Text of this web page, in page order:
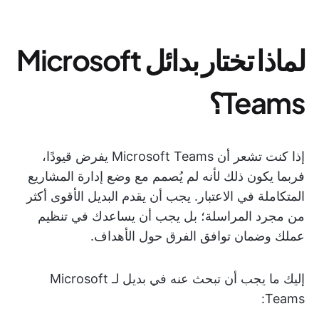
لماذا تختار بدائل Microsoft
Teams؟
إذا كنت تشعر أن Microsoft Teams يفرض قيودًا،
فربما يكون ذلك لأنه لم يُصمم مع وضع إدارة المشاريع
المتكاملة في الاعتبار. يجب أن يقدم البديل الأقوى أكثر
من مجرد المراسلة؛ بل يجب أن يساعدك في تنظيم
عملك وضمان توافق الفرق حول الأهداف.
إليك ما يجب أن تبحث عنه في بديل لـ Microsoft
Teams: